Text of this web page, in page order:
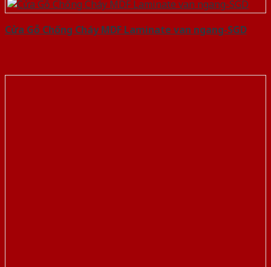
Cửa Gỗ Chống Cháy MDF Laminate van ngang-SGD